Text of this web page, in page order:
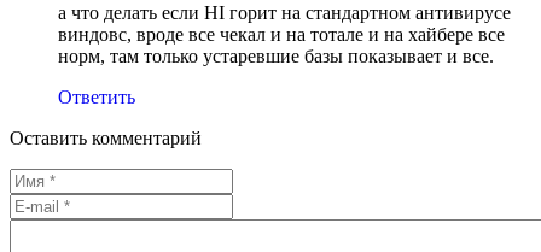
а что делать если HI горит на стандартном антивирусе
виндовс, вроде все чекал и на тотале и на хайбере все
норм, там только устаревшие базы показывает и все.
Ответить
Оставить комментарий